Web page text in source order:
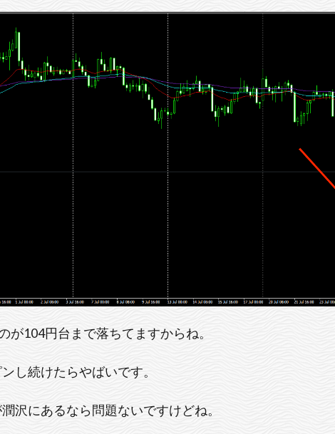
が104円台まで落ちてますからね。
し続けたらやばいです。
沢にあるなら問題ないですけどね。